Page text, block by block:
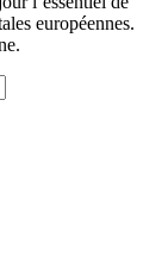
européennes.